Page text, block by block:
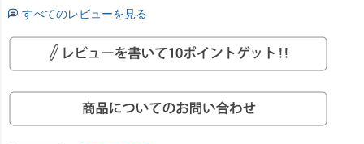
すべてのレビューを見る